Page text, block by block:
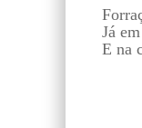
Já
E na